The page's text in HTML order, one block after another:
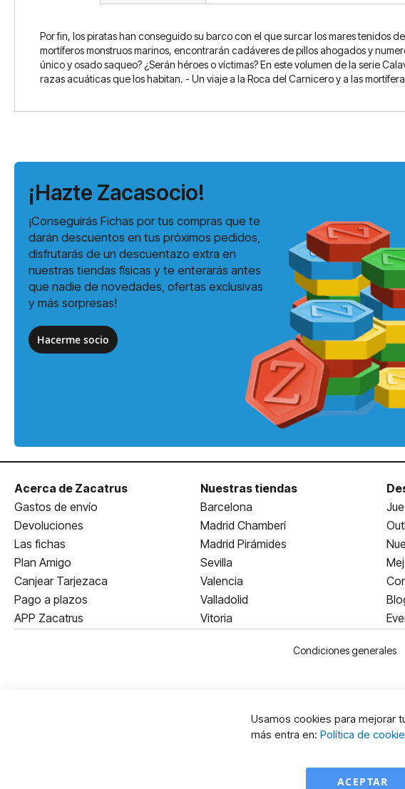
Por fin, los piratas han conseguido su barco con el que surcar los mares tenidos
mortíferos monstruos marinos, encontrarán cadáveres de pillos ahogados y
único y osado saqueo? ¿Serán héroes o víctimas? En este volumen de la serie
razas acuáticas que los habitan. - Un viaje a la Roca del Carnicero y a las
¡Hazte Zacasocio!
¡Conseguirás Fichas por tus compras que te
darán descuentos en tus próximos pedidos,
disfrutarás de un descuentazo extra en
nuestras tiendas físicas y te enterarás antes
que nadie de novedades, ofertas exclusivas
y más sorpresas!
Hacerme socio
Acerca de Zacatrus
Gastos de envío
Devoluciones
Las fichas
Plan Amigo
Canjear Tarjezaca
Pago a plazos
APP Zacatrus
Nuestras tiendas
Barcelona
Madrid Chamberí
Madrid Pirámides
Sevilla
Valencia
Valladolid
Vitoria
Condiciones generales
Usamos cookies para mejorar
más entra en: Política de
ACEPTAR